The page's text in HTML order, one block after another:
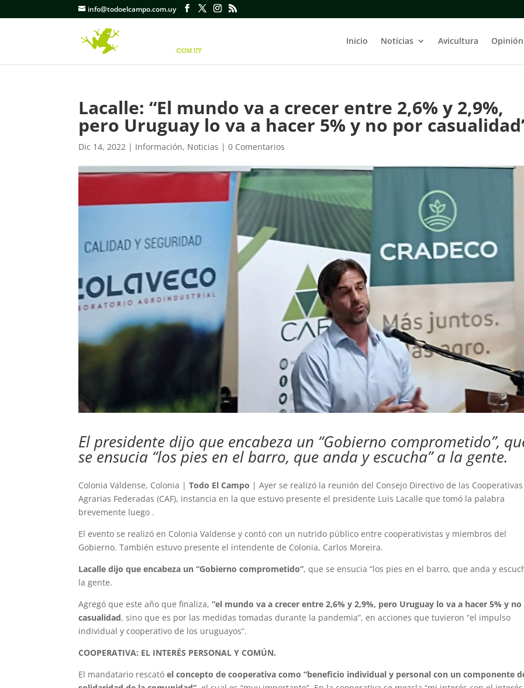
info@todoelcampo.com.uy
Inicio Noticias Avicultura Opinión
Lacalle: “El mundo va a crecer entre 2,6% y 2,9%,
pero Uruguay lo va a hacer 5% y no por
Dic 14, 2022 | Información, Noticias |0 Comentarios
El presidente dijo que encabeza un “Gobierno comprometido”,
se ensucia “los pies en el barro, que anda y escucha” a la gente.
Colonia Valdense, Colonia |Todo El Campo | Ayer se realizó la reunión del Consejo Directivo de las Cooperativas
Agrarias Federadas (CAF), instancia en la que estuvo presente el presidente Luis Lacalle que tomó la palabra
brevemente luego .
El evento se realizó en Colonia Valdense y contó con un nutrido público entre cooperativistas y miembros del
Gobierno. También estuvo presente el intendente de Colonia, Carlos Moreira.
Lacalle dijo que encabeza un “Gobierno comprometido”, que se ensucia “los pies en el barro, que anda y
la gente.
Agregó que este año que finaliza,“el mundo va a crecer entre 2,6% y 2,9%, pero Uruguay lo va a hacer 5% y
casualidad, sino que es por las medidas tomadas durante la pandemia”, en acciones que tuvieron “el impulso
individual y cooperativo de los uruguayos”.
COOPERATIVA: EL INTERÉS PERSONAL Y COMÚN.
El mandatario rescatóel concepto de cooperativa como “beneficio individual y personal con un componente